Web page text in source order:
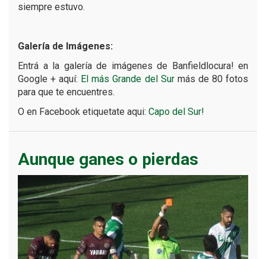
siempre estuvo.
Galería de Imágenes:
Entrá a la galería de imágenes de Banfieldlocura! en
Google + aquí: El más Grande del Surmás de 80 fotos
para que te encuentres.
O en Facebook etiquetate aqui: Capo del Sur!
Aunque ganes o pierdas